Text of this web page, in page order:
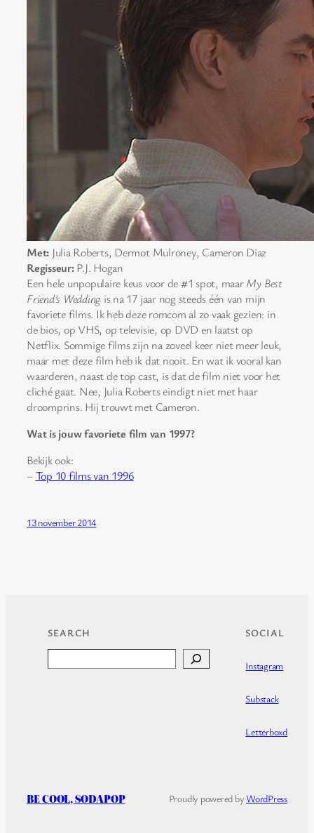
Met: Julia Roberts, Dermot Mulroney, Cameron Diaz
Regisseur:P.J. Hogan
Een hele unpopulaire keus voor de #1 spot, maarMy Best
Friend’s Wedding is na 17 jaar nog steeds één van mijn
favoriete films. Ik heb deze romcom al zo vaak gezien: in
de bios, op VHS, op televisie, op DVD en laatst op
Netflix. Sommige films zijn na zoveel keer niet meer leuk,
maar met deze film heb ik dat nooit. En wat ik vooral kan
waarderen, naast de top cast, is dat de film niet voor het
cliché gaat. Nee, Julia Roberts eindigt niet met haar
droomprins. Hij trouwt met Cameron.
Wat is jouw favoriete film van 1997?
Bekijk ook:
– Top 10 films van 1996
13 november 2014
SEARCH SOCIAL
Instagram
Substack
Letterboxd
BE COOL, SODAPOP Proudly powered byWordPress